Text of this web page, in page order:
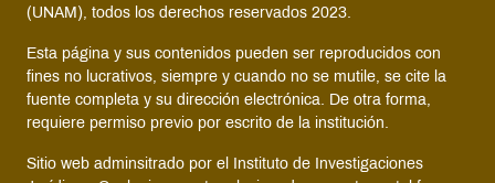
(UNAM), todos los derechos reservados 2023.
Esta página y sus contenidos pueden ser reproducidos con
fines no lucrativos, siempre y cuando no se mutile, se cite la
fuente completa y su dirección electrónica. De otra forma,
requiere permiso previo por escrito de la institución.
Sitio web adminsitrado por el Instituto de Investigaciones